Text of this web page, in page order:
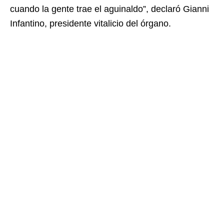
cuando la gente trae el aguinaldo”, declaró Gianni
Infantino, presidente vitalicio del órgano.